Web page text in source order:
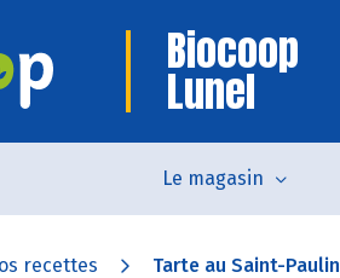
Biocoop
Lunel
Le magasin
recettes Tarte au Saint-Paulin